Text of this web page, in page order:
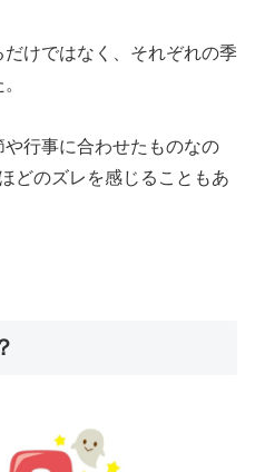
けではなく、それぞれの季
行事に合わせたものなの
どのズレを感じることもあ